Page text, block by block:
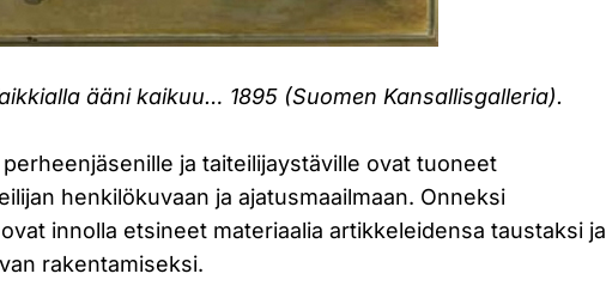
ääni kaikuu… 1895 (Suomen Kansallisgalleria).
ja taiteilijaystäville ovat tuoneet
henkilökuvaan ja ajatusmaailmaan. Onneksi
innolla etsineet materiaalia artikkeleidensa taustaksi ja
rakentamiseksi.